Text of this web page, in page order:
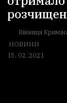
Вінниця
НОВИНИ
15. 02. 2021